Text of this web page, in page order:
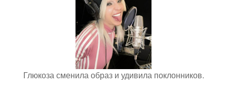
Глюкоза сменила образ и удивила поклонников.